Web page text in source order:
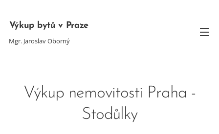
Výkup bytů v Praze
Mgr. Jaroslav Oborný
Výkup nemovitosti Praha -
Stodůlky